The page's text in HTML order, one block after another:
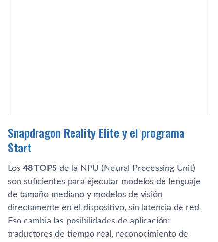
Snapdragon Reality Elite y el programa
Start
Los 48 TOPS de la NPU (Neural Processing Unit)
son suficientes para ejecutar modelos de lenguaje
de tamaño mediano y modelos de visión
directamente en el dispositivo, sin latencia de red.
Eso cambia las posibilidades de aplicación:
traductores de tiempo real, reconocimiento de